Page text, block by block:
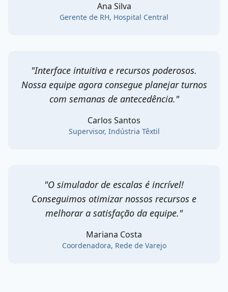
Ana Silva
Gerente de RH, Hospital Central
"Interface intuitiva e recursos poderosos.
Nossa equipe agora consegue planejar turnos
com semanas de antecedência."
Carlos Santos
Supervisor, Indústria Têxtil
"O simulador de escalas é incrível!
Conseguimos otimizar nossos recursos e
melhorar a satisfação da equipe."
Mariana Costa
Coordenadora, Rede de Varejo